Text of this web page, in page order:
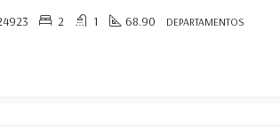
2 1 68.90 DEPARTAMENTOS